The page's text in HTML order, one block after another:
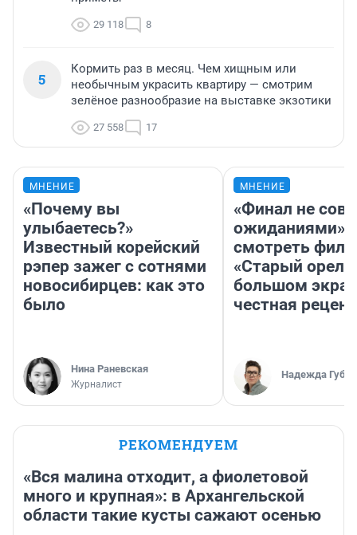
29 118 8
5
Кормить раз в месяц. Чем хищным или
необычным украсить квартиру — смотрим
зелёное разнообразие на выставке экзотики
27 558 17
МНЕНИЕ
«Почему вы
улыбаетесь?»
Известный корейский
рэпер зажег с сотнями
новосибирцев: как это
было
Нина Раневская
Журналист
МНЕНИЕ
«Финал не
ожиданиями»:
смотреть
«Старый орел»
большом
честная
Надежда
РЕКОМЕНДУЕМ
«Вся малина отходит, а фиолетовой
много и крупная»: в Архангельской
области такие кусты сажают осенью